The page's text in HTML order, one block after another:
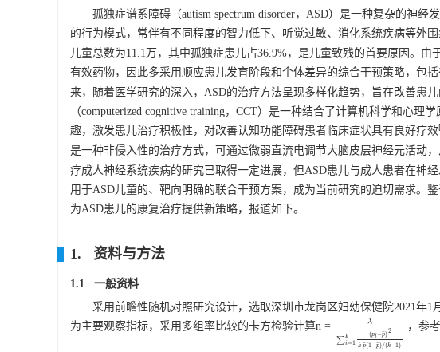
孤独症谱系障碍（autism spectrum disorder，ASD）是一种复杂的神
的行为模式，常伴有不同程度的智力低下、听觉过敏、消化系统疾病等外
儿童总数为11.1万，其中孤独症患儿占36.9%，是儿童致残的首要原因。
有效药物，因此多采用顺应患儿发育阶段和个体差异的综合干预策略，包
来，随着医学研究的深入，ASD的治疗方法呈现多样化趋势，旨在改善患
（computerized cognitive training，CCT）是一种结合了计算机科学和心
趣，激发患儿治疗积极性，对改善认知功能障碍患者临床症状具有良好疗效
是一种非侵入性的治疗方式，可通过微弱直流电调节大脑皮层神经元活动
疗成人神经系统疾病的研究已取得一定进展，但ASD患儿与成人患者在神
用于ASD儿童的、靶向明确的联合干预方案，成为当前研究的迫切需求。
为ASD患儿的康复治疗提供新策略，报道如下。
1. 资料与方法
1.1 一般资料
采用前瞻性随机对照研究设计，选取深圳市龙岗区妇幼保健院2021年
为主要观察指标，采用多组率比较的卡方检验计算n =
λ
∑k
i=1
(pi−p¯)2
k⋅p¯(1−p¯)/(k−1)
λ∑i=1k(pi−p¯)2 k p¯(1
，参